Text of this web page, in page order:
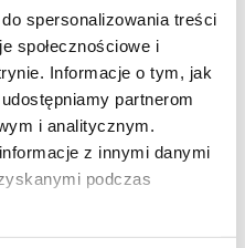
spersonalizowania treści
społecznościowe i
Informacje o tym, jak
partnerom
i analitycznym.
z innymi danymi
podczas
A